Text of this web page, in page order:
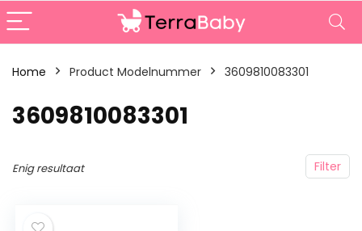
Home Product Modelnummer ‎3609810083301
‎3609810083301
Filter
Enig resultaat